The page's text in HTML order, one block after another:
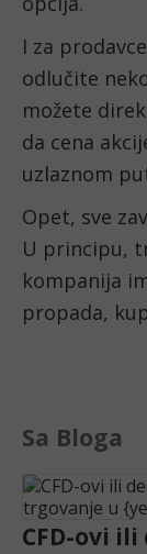
I za
odlučite
možete
da cena
uzlaznom
Opet, sve
U principu,
kompanija
propada,
Sa Bloga
CFD-ovi